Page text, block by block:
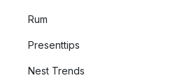
Rum
Presenttips
Nest Trends